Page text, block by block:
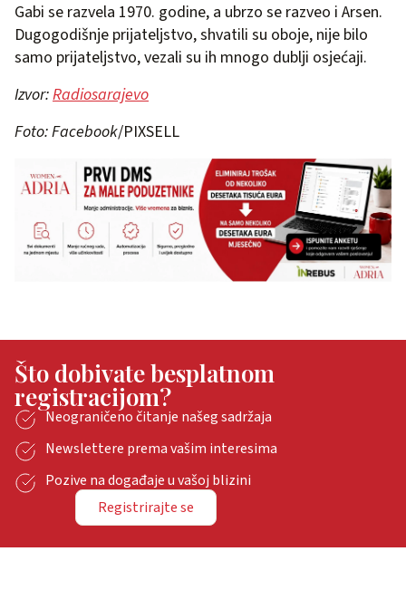
Gabi se razvela 1970. godine, a ubrzo se razveo i Arsen.
Dugogodišnje prijateljstvo, shvatili su oboje, nije bilo
samo prijateljstvo, vezali su ih mnogo dublji osjećaji.
Izvor:Radiosarajevo
Foto: Facebook/PIXSELL
Što dobivate besplatnom
registracijom?
Neograničeno čitanje našeg sadržaja
Newslettere prema vašim interesima
Pozive na događaje u vašoj blizini
Registrirajte se